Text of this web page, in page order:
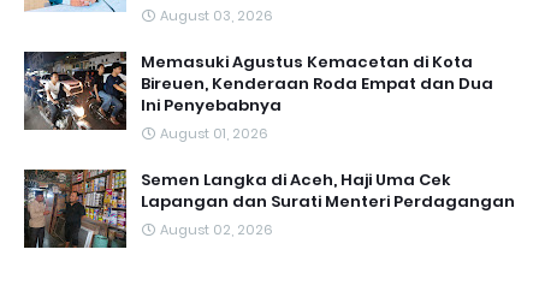
August 03, 2026
Memasuki Agustus Kemacetan di Kota
Bireuen, Kenderaan Roda Empat dan Dua
Ini Penyebabnya
August 01, 2026
Semen Langka di Aceh, Haji Uma Cek
Lapangan dan Surati Menteri Perdagangan
August 02, 2026